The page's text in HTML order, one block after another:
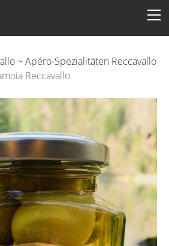
~ Apéro-Spezialitäten Reccavallo
Reccavallo
STORY
PRODUCTS
CONTACT
Impressum
AGB
Datenschutz